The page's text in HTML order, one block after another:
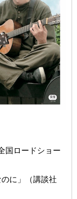
国ロードショー
に」（講談社